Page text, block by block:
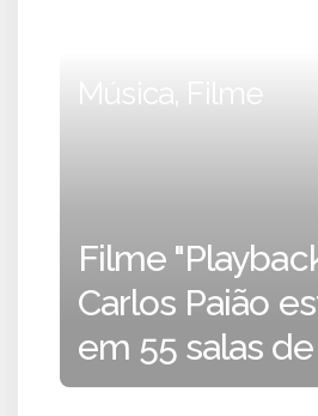
Música, Filme
Filme
Carlos Paião
em 55 salas